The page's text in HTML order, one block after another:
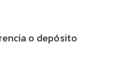
o depósito